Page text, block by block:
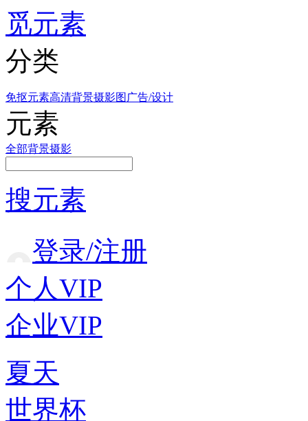
觅元素
分类
免抠元素高清背景摄影图 广告/设计
元素
全部背景摄影
搜元素
登录/注册
个人VIP
企业VIP
夏天
世界杯